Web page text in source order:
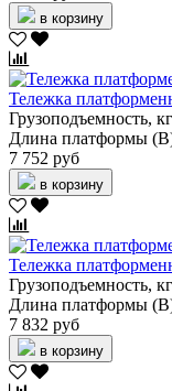
в корзину
Тележка
Грузоподъемность,
Длина платформы
7 752 руб
в корзину
Тележка
Грузоподъемность,
Длина платформы
7 832 руб
в корзину